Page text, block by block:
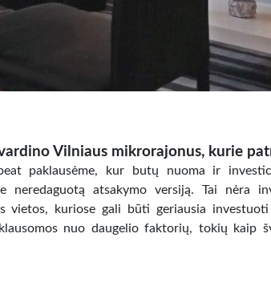
Vilniaus mikrorajonus, kurie
paklausėme, kur butų nuoma ir
neredaguotą atsakymo versiją. Tai nėra
vietos, kuriose gali būti geriausia
nuo daugelio faktorių, tokių kaip